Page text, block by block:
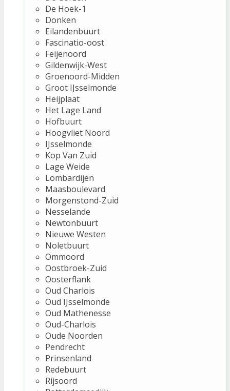
De Hoek-1
Donken
Eilandenbuurt
Fascinatio-oost
Feijenoord
Gildenwijk-West
Groenoord-Midden
Groot IJsselmonde
Heijplaat
Het Lage Land
Hofbuurt
Hoogvliet Noord
IJsselmonde
Kop Van Zuid
Lage Weide
Lombardijen
Maasboulevard
Morgenstond-Zuid
Nesselande
Newtonbuurt
Nieuwe Westen
Noletbuurt
Ommoord
Oostbroek-Zuid
Oosterflank
Oud Charlois
Oud IJsselmonde
Oud Mathenesse
Oud-Charlois
Oude Noorden
Pendrecht
Prinsenland
Redebuurt
Rijsoord